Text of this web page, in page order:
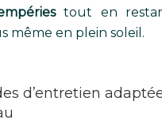
tout en
même en plein soleil.
d’entretien